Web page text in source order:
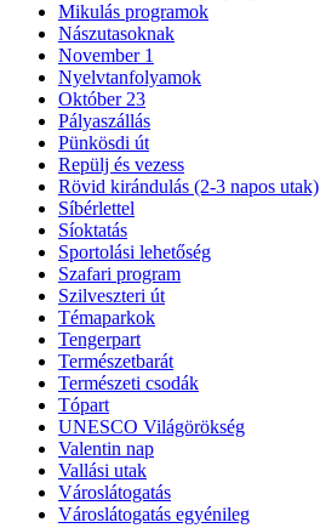
Mikulás programok
Nászutasoknak
November 1
Nyelvtanfolyamok
Október 23
Pályaszállás
Pünkösdi út
Repülj és vezess
Rövid kirándulás (2-3 napos utak)
Síbérlettel
Síoktatás
Sportolási lehetőség
Szafari program
Szilveszteri út
Témaparkok
Tengerpart
Természetbarát
Természeti csodák
Tópart
UNESCO Világörökség
Valentin nap
Vallási utak
Városlátogatás
Városlátogatás egyénileg